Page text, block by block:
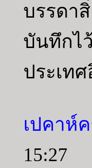
บรรดา
บันทึกไ
ประเทศ
เปคาห์
15:27